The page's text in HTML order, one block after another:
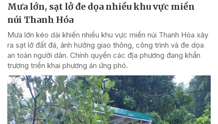
Mưa lớn, sạt lở đe dọa nhiều khu vực miền
núi Thanh Hóa
Mưa lớn kéo dài khiến nhiều khu vực miền núi Thanh Hóa xảy
ra sạt lở đất đá, ảnh hưởng giao thông, công trình và đe dọa
an toàn người dân. Chính quyền các địa phương đang khẩn
trương triển khai phương án ứng phó.